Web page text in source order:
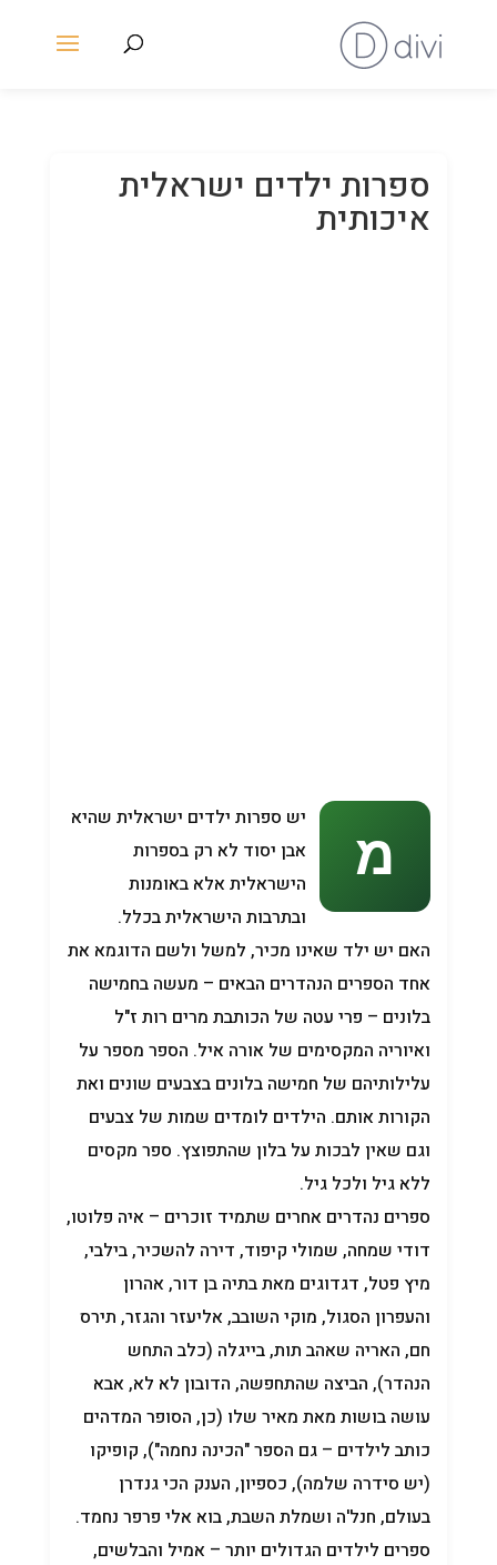
ספרות ילדים ישראלית
איכותית
יש ספרות ילדים ישראלית שהיא
אבן יסוד לא רק בספרות
הישראלית אלא באומנות
ובתרבות הישראלית בכלל.
האם יש ילד שאינו מכיר, למשל ולשם הדוגמא את
אחד הספרים הנהדרים הבאים – מעשה בחמישה
בלונים – פרי עטה של הכותבת מרים רות ז"ל
ואיוריה המקסימים של אורה איל. הספר מספר על
עלילותיהם של חמישה בלונים בצבעים שונים ואת
הקורות אותם. הילדים לומדים שמות של צבעים
וגם שאין לבכות על בלון שהתפוצץ. ספר מקסים
ללא גיל ולכל גיל.
ספרים נהדרים אחרים שתמיד זוכרים – איה פלוטו,
דודי שמחה, שמולי קיפוד, דירה להשכיר, בילבי,
מיץ פטל, דגדוגים מאת בתיה בן דור, אהרון
והעפרון הסגול, מוקי השובב, אליעזר והגזר, תירס
חם, האריה שאהב תות, בייגלה (כלב התחש
הנהדר), הביצה שהתחפשה, הדובון לא לא, אבא
עושה בושות מאת מאיר שלו (כן, הסופר המדהים
כותב לילדים – גם הספר "הכינה נחמה"), קופיקו
(יש סידרה שלמה), כספיון, הענק הכי גנדרן
בעולם, חנל'ה ושמלת השבת, בוא אלי פרפר נחמד.
ספרים לילדים הגדולים יותר – אמיל והבלשים,